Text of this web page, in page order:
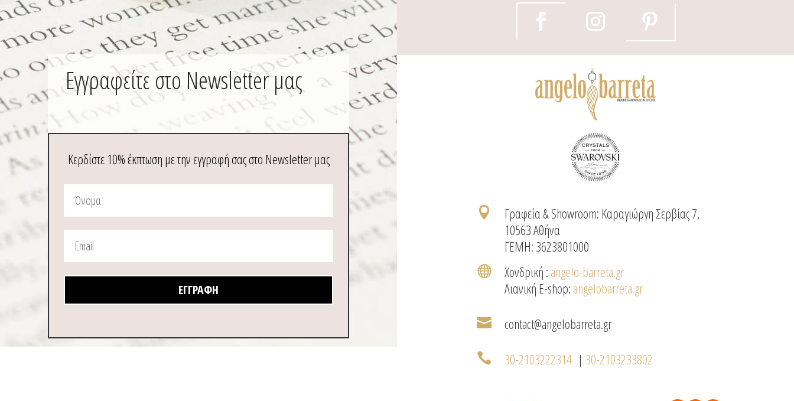
Εγγραφείτε στο Newsletter μας
Κερδίστε 10% έκπτωση με την εγγραφή σας στο Newsletter μας
ΕΓΓΡΑΦΉ

Γραφεία & Showroom: Καραγιώργη Σερβίας 7,
10563 Αθήνα
ΓΕΜΗ: 3623801000
 Χονδρική : angelo-barreta.gr
Λιανική E-shop: angelobarreta.gr
 contact@angelobarreta.gr
 30-2103222314| 30-2103233802